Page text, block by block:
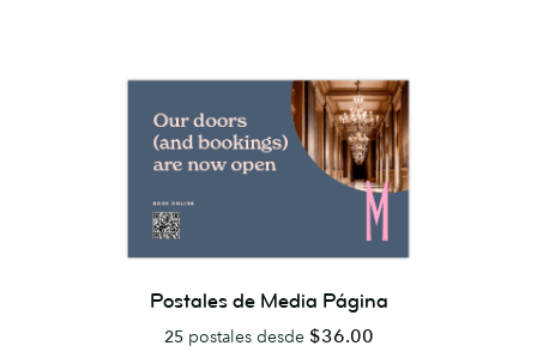
Postales de Media Página
25postales desde $36.00